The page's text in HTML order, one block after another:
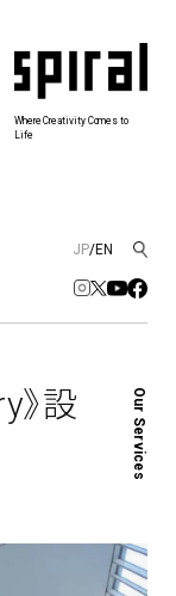
JP/EN
Where Creativity Comes to
Life
イブ公演、イベント
》設
Our Services